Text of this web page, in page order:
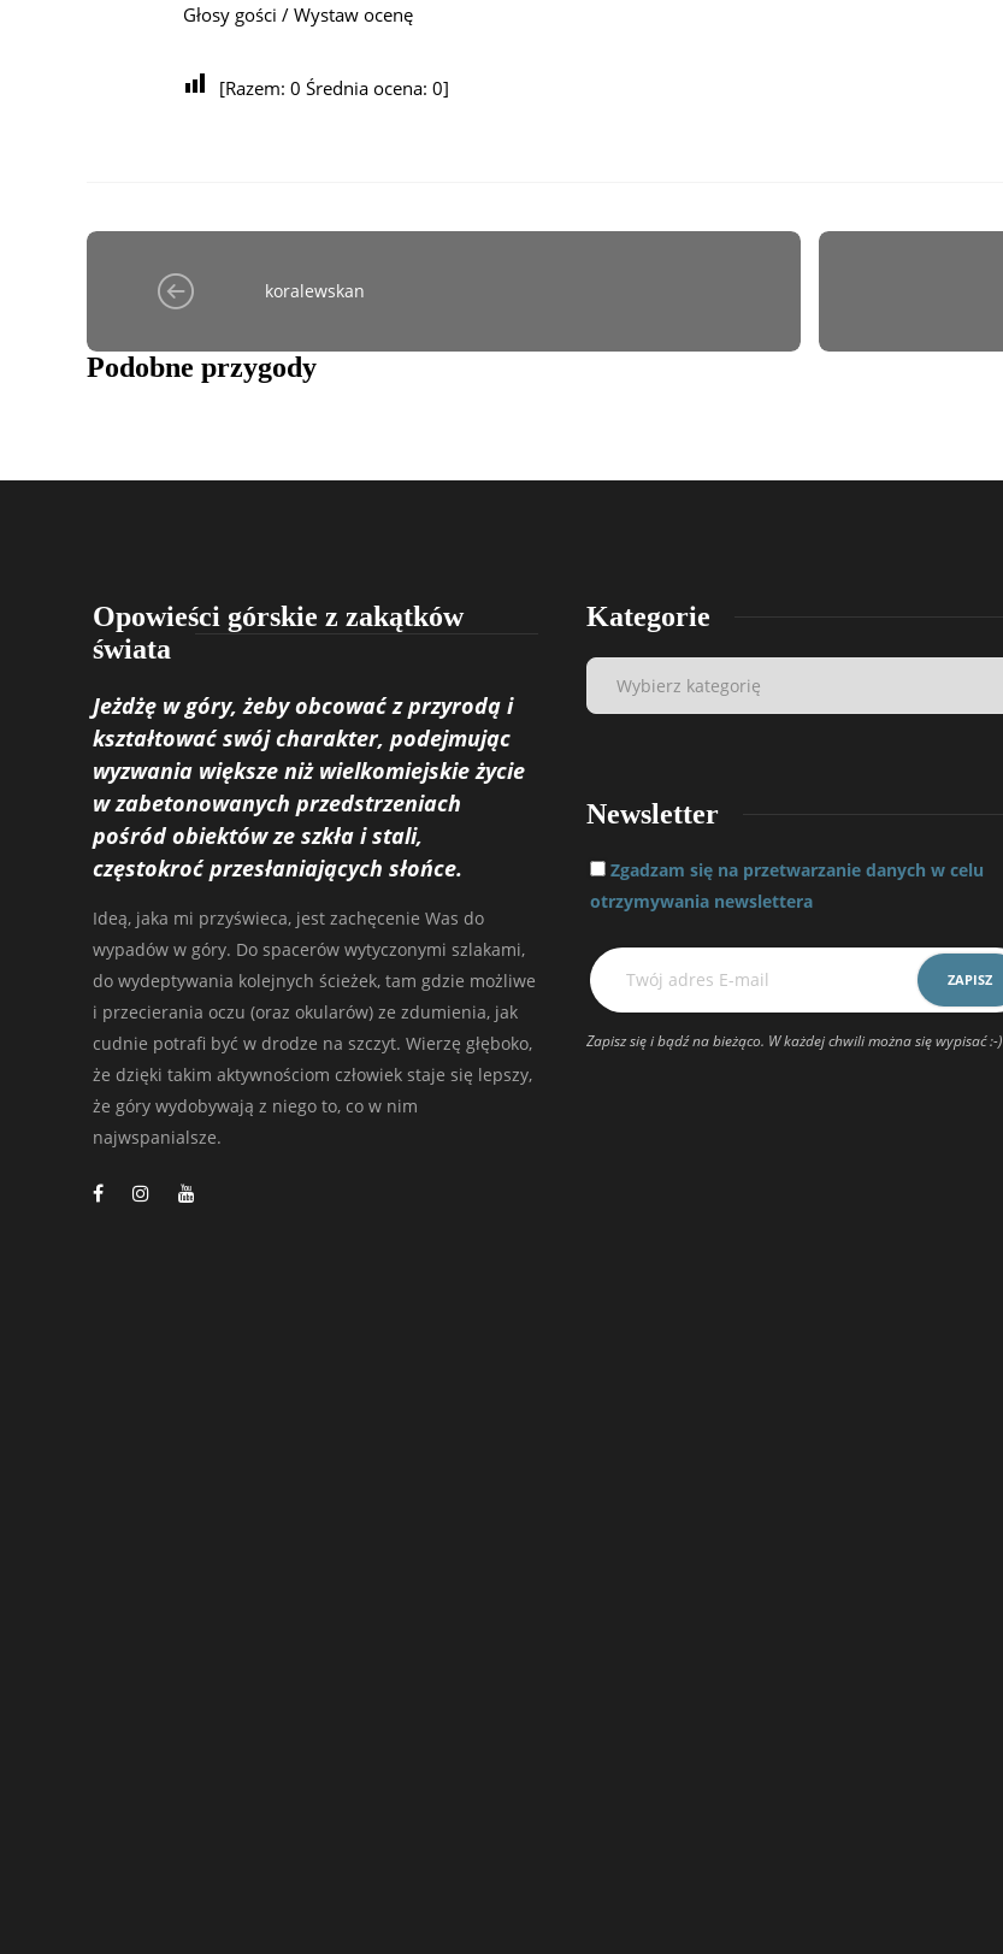
Głosy gości / Wystaw ocenę
[Razem: 0 Średnia ocena: 0]
koralewskan
Podobne przygody
Opowieści górskie z zakątków
świata
Jeżdżę w góry, żeby obcować z przyrodą i
kształtować swój charakter, podejmując
wyzwania większe niż wielkomiejskie życie
w zabetonowanych przedstrzeniach
pośród obiektów ze szkła i stali,
częstokroć przesłaniających słońce.
Ideą, jaka mi przyświeca, jest zachęcenie Was do
wypadów w góry. Do spacerów wytyczonymi szlakami,
do wydeptywania kolejnych ścieżek, tam gdzie możliwe
i przecierania oczu (oraz okularów) ze zdumienia, jak
cudnie potrafi być w drodze na szczyt. Wierzę głęboko,
że dzięki takim aktywnościom człowiek staje się lepszy,
że góry wydobywają z niego to, co w nim
najwspanialsze.
Kategorie
Newsletter
Zgadzam się na przetwarzanie danych w celu
otrzymywania newslettera
Zapisz się i bądź na bieżąco. W każdej chwili można się wypisać :-)